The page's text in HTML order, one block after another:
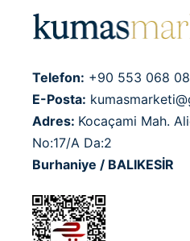
Telefon: +90 553 068
E-Posta:
Adres: Kocaçami Mah.
No:17/A Da:2
Burhaniye / BALIKESİR